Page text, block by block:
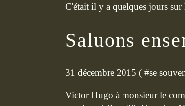
C'était il y a quelques jours
Saluons
31 décembre 2015 ( #se
Victor Hugo à monsieur le